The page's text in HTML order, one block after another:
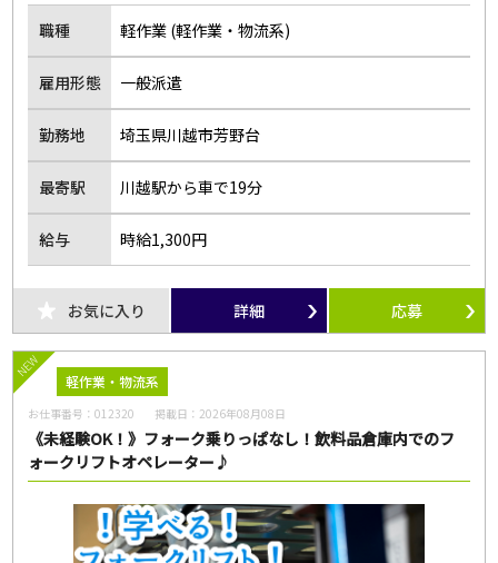
職種 軽作業 (軽作業・物流系)
雇用形態 一般派遣
勤務地 埼玉県川越市芳野台
最寄駅 川越駅から車で19分
給与 時給1,300円
お気に入り 詳細 応募
NEW
軽作業・物流系
お仕事番号：012320 掲載日： 2026年08月08日
《未経験OK！》フォーク乗りっぱなし！飲料品倉庫内でのフ
ォークリフトオペレーター♪